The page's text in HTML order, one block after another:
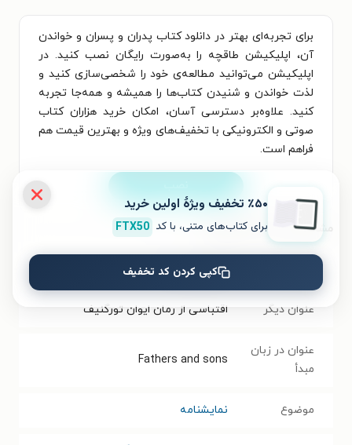
برای تجربه‌ای بهتر در دانلود کتاب پدران و پسران و خواندن
آن، اپلیکیشن طاقچه را به‌صورت رایگان نصب کنید. در
اپلیکیشن می‌توانید مطالعه‌ی خود را شخصی‌سازی کنید و
لذت خواندن و شنیدن کتاب‌ها را همیشه و همه‌جا تجربه
کنید. علاوه‌بر دسترسی آسان، امکان خرید هزاران کتاب
صوتی و الکترونیکی با تخفیف‌های ویژه و بهترین قیمت هم
فراهم است.
مشخصات کتاب الکترونیکی
پدران و پسران
عنوان دیگر اقتباسی از رمان ایوان تورگنیف
عنوان در زبان
مبدأ
Fathers and sons
موضوع نمایشنامه
٪۵۰ تخفیف ویژۀ اولین خرید
برای کتاب‌های متنی، با کد FTX50
کپی کردن کد تخفیف